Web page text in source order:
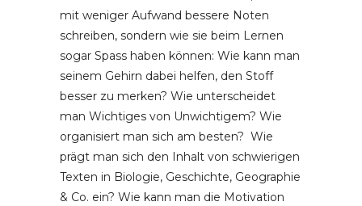
mit weniger Aufwand bessere Noten
schreiben, sondern wie sie beim Lernen
sogar Spass haben können: Wie kann man
seinem Gehirn dabei helfen, den Stoff
besser zu merken? Wie unterscheidet
man Wichtiges von Unwichtigem? Wie
organisiert man sich am besten? Wie
prägt man sich den Inhalt von schwierigen
Texten in Biologie, Geschichte, Geographie
& Co. ein? Wie kann man die Motivation